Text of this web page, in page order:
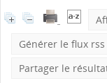
Générer le flux
Partager le